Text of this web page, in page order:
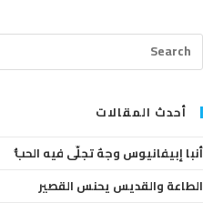
أحدث المقالات
أنبا إبيفانيوس وجهٌ تجلّى فيه الحبُّ
الطاعة والقديس يحنس القصير